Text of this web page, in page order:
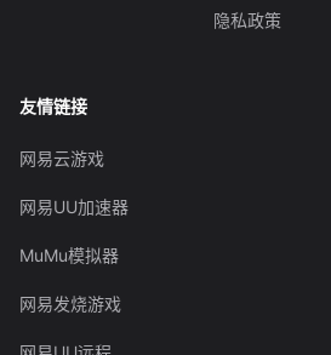
隐私政策
友情链接
网易云游戏
网易UU加速器
MuMu模拟器
网易发烧游戏